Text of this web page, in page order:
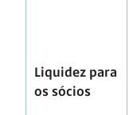
Liquidez para
os sócios